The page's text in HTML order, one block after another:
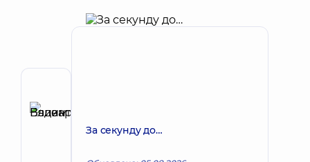
Валентинович
Запись к врачу
За секунду до…